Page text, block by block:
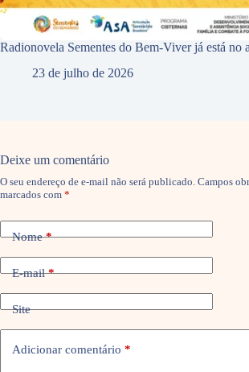
Radionovela Sementes do Bem-Viver já está no
23 de julho de 2026
Deixe um comentário
O seu endereço de e-mail não será publicado. Campos
marcados com *
Nome*
E-mail*
Site
Adicionar comentário *